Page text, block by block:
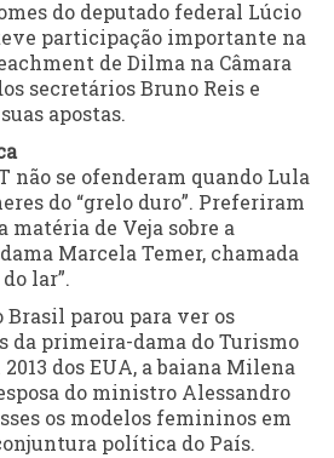
do deputado federal Lúcio
participação importante na
de Dilma na Câmara
secretários Bruno Reis e
apostas.
não se ofenderam quando Lula
do “grelo duro”. Preferiram
matéria de Veja sobre a
Marcela Temer, chamada
lar”.
Brasil parou para ver os
da primeira-dama do Turismo
dos EUA, a baiana Milena
do ministro Alessandro
os modelos femininos em
política do País.